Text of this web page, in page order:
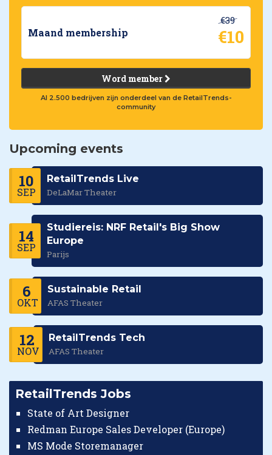
Maand membership
€39
€10
Word member
Al 2.500 bedrijven zijn onderdeel van de RetailTrends-
community
Upcoming events
10
SEP
RetailTrends Live
DeLaMar Theater
14
SEP
Studiereis: NRF Retail's Big Show
Europe
Parijs
6
OKT
Sustainable Retail
AFAS Theater
12
NOV
RetailTrends Tech
AFAS Theater
RetailTrends Jobs
State of Art Designer
Redman Europe Sales Developer (Europe)
MS Mode Storemanager